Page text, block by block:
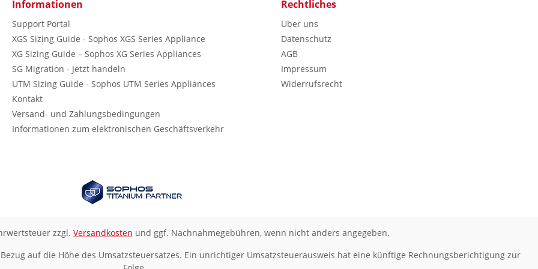
Informationen
Support Portal
XGS Sizing Guide - Sophos XGS Series Appliance
XG Sizing Guide – Sophos XG Series Appliances
SG Migration - Jetzt handeln
UTM Sizing Guide - Sophos UTM Series Appliances
Kontakt
Versand- und Zahlungsbedingungen
Informationen zum elektronischen Geschäftsverkehr
Rechtliches
Über uns
Datenschutz
AGB
Impressum
Widerrufsrecht
zzgl. Versandkosten und ggf. Nachnahmegebühren, wenn nicht anders angegeben.
auf die Höhe des Umsatzsteuersatzes. Ein unrichtiger Umsatzsteuerausweis hat eine künftige Rechnungsberichtigung zur